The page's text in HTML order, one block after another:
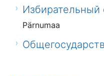
Избирательный
Pärnumaa